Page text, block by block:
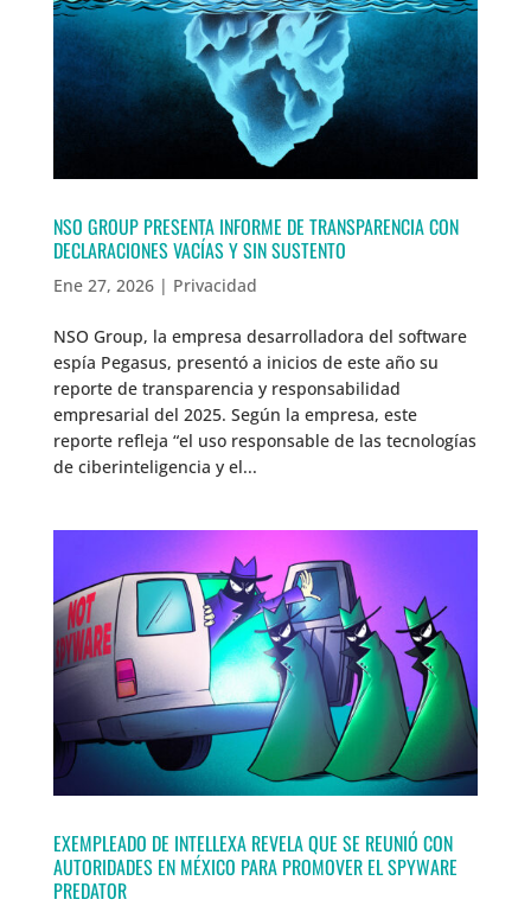
NSO GROUP PRESENTA INFORME DE TRANSPARENCIA CON
DECLARACIONES VACÍAS Y SIN SUSTENTO
Ene 27, 2026| Privacidad
NSO Group, la empresa desarrolladora del software
espía Pegasus, presentó a inicios de este año su
reporte de transparencia y responsabilidad
empresarial del 2025. Según la empresa, este
reporte refleja “el uso responsable de las tecnologías
de ciberinteligencia y el...
EXEMPLEADO DE INTELLEXA REVELA QUE SE REUNIÓ CON
AUTORIDADES EN MÉXICO PARA PROMOVER EL SPYWARE
PREDATOR